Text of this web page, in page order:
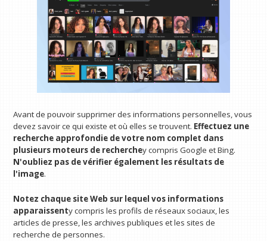
Avant de pouvoir supprimer des informations personnelles, vous
devez savoir ce qui existe et où elles se trouvent. Effectuez une
recherche approfondie de votre nom complet dans
plusieurs moteurs de recherchey compris Google et Bing.
N'oubliez pas de vérifier également les résultats de
l'image.
Notez chaque site Web sur lequel vos informations
apparaissenty compris les profils de réseaux sociaux, les
articles de presse, les archives publiques et les sites de
recherche de personnes.